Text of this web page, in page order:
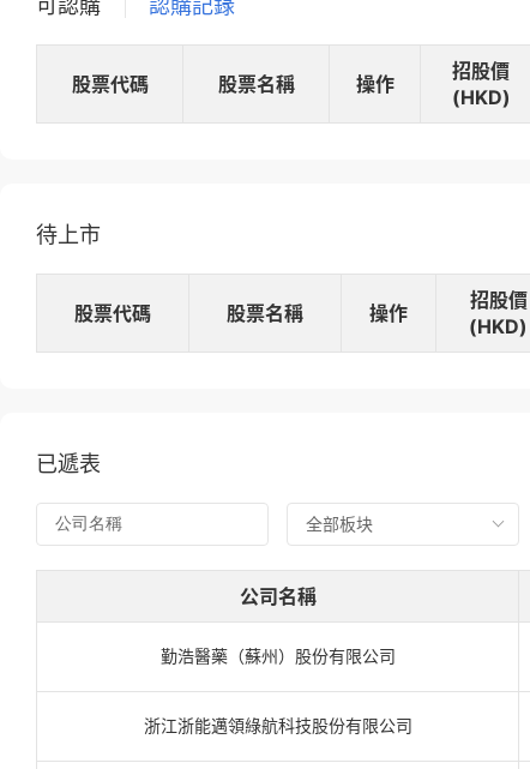
可認購 認購記錄
股票代碼 股票名稱 操作
招股價
(HKD)
待上市
股票代碼 股票名稱 操作
招股價
(HKD)
已遞表
全部板块
公司名稱
勤浩醫藥（蘇州）股份有限公司
浙江浙能邁領綠航科技股份有限公司